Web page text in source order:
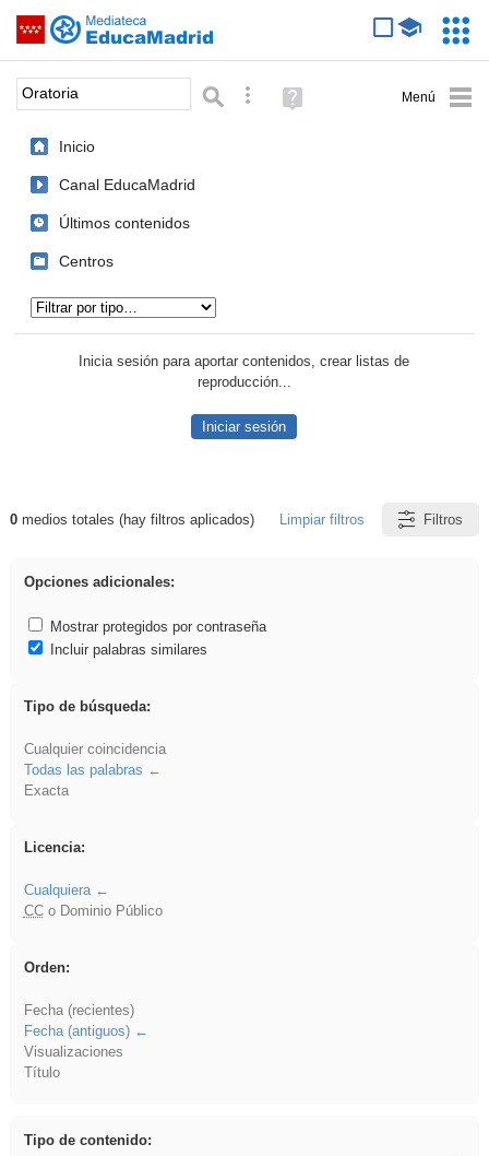
Saltar navegación
Palabra o frase: Búsqueda avanzada
Ayuda
(en
Inicio
Canal EducaMadrid
Últimos contenidos
Centros
Inicia sesión para aportar contenidos, crear listas de
reproducción...
Iniciar sesión
Resultados de: Oratoria
0medios totales (hay filtros aplicados) Limpiar filtros Filtros
Opciones adicionales:
Mostrar protegidos por contraseña
Incluir palabras similares
Tipo de búsqueda:
Cualquier coincidencia
Todas las palabras
Exacta
Licencia:
Cualquiera
CCo Dominio Público
Orden:
Fecha (recientes)
Fecha (antiguos)
Visualizaciones
Título
Tipo de contenido: